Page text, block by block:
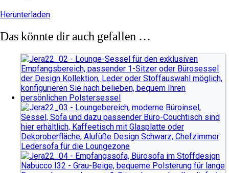
Herunterladen
Das könnte dir auch gefallen …